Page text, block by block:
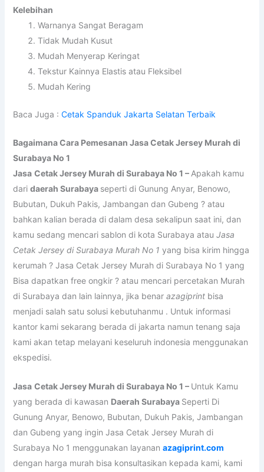
Kelebihan
Warnanya Sangat Beragam
Tidak Mudah Kusut
Mudah Menyerap Keringat
Tekstur Kainnya Elastis atau Fleksibel
Mudah Kering
Baca Juga : Cetak Spanduk Jakarta Selatan Terbaik
Bagaimana Cara Pemesanan Jasa Cetak Jersey Murah di
Surabaya No 1
Jasa Cetak Jersey Murah di Surabaya No 1 – Apakah kamu
dari daerah Surabaya seperti di Gunung Anyar, Benowo,
Bubutan, Dukuh Pakis, Jambangan dan Gubeng ? atau
bahkan kalian berada di dalam desa sekalipun saat ini, dan
kamu sedang mencari sablon di kota Surabaya atau Jasa
Cetak Jersey di Surabaya Murah No 1 yang bisa kirim hingga
kerumah ? Jasa Cetak Jersey Murah di Surabaya No 1 yang
Bisa dapatkan free ongkir ? atau mencari percetakan Murah
di Surabaya dan lain lainnya, jika benar azagiprintbisa
menjadi salah satu solusi kebutuhanmu . Untuk informasi
kantor kami sekarang berada di jakarta namun tenang saja
kami akan tetap melayani keseluruh indonesia menggunakan
ekspedisi.
Jasa Cetak Jersey Murah di Surabaya No 1 – Untuk Kamu
yang berada di kawasan Daerah Surabaya Seperti Di
Gunung Anyar, Benowo, Bubutan, Dukuh Pakis, Jambangan
dan Gubeng yang ingin Jasa Cetak Jersey Murah di
Surabaya No 1 menggunakan layanan azagiprint.com
dengan harga murah bisa konsultasikan kepada kami, kami